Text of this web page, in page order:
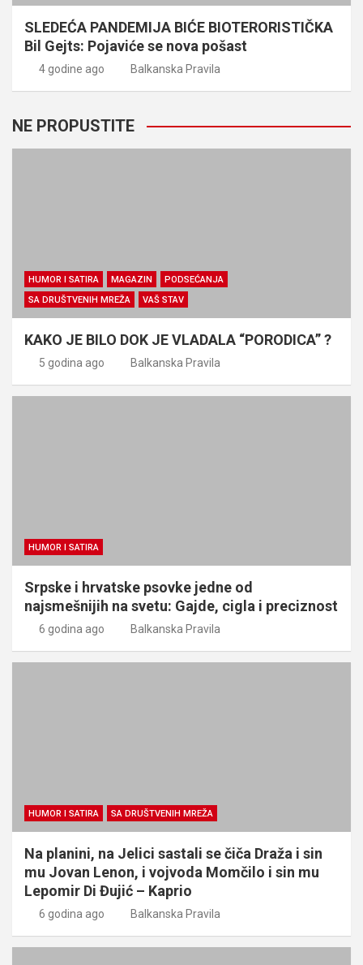
SLEDEĆA PANDEMIJA BIĆE BIOTERORISTIČKA
Bil Gejts: Pojaviće se nova pošast
4 godine ago Balkanska Pravila
NE PROPUSTITE
HUMOR I SATIRA MAGAZIN
PODSEĆANJA
SA DRUŠTVENIH MREŽA
VAŠ STAV
KAKO JE BILO DOK JE VLADALA “PORODICA” ?
5 godina ago Balkanska Pravila
HUMOR I SATIRA
Srpske i hrvatske psovke jedne od
najsmešnijih na svetu: Gajde, cigla i preciznost
6 godina ago Balkanska Pravila
HUMOR I SATIRA SA DRUŠTVENIH MREŽA
Na planini, na Jelici sastali se čiča Draža i sin
mu Jovan Lenon, i vojvoda Momčilo i sin mu
Lepomir Di Đujić – Kaprio
6 godina ago Balkanska Pravila